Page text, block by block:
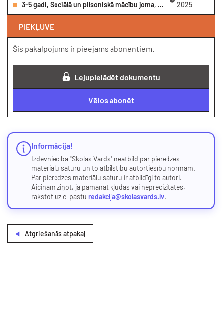
3-5 gadi, Sociālā un pilsoniskā mācību joma, Dabaszinātnes, Praktiskā darbošanās, Montesori, Nodarbības, Pirmsskolu pieredze, Valoda
2025
PIEKĻUVE
Šis pakalpojums ir pieejams abonentiem.
Lejupielādēt dokumentu
Vēlos abonēt
Informācija!
Izdevniecība "Skolas Vārds" neatbild par pieredzes
materiālu saturu un to atbilstību autortiesību normām.
Par pieredzes materiālu saturu ir atbildīgi to autori.
Aicinām ziņot, ja pamanāt kļūdas vai neprecizitātes,
rakstot uz e-pastu redakcija@skolasvards.lv.
Atgriešanās atpakaļ